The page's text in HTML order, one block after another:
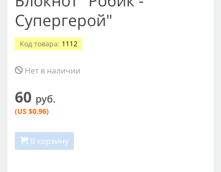
Супергерой"
Код товара: 1112
Нет в наличии
60 руб.
(US $0.96)
В корзину